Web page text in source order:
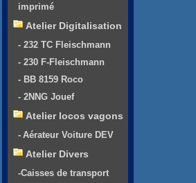
imprimé
Atelier Digitalisation
- 232 TC Fleischmann
- 230 F-Fleischmann
- BB 8159 Roco
- 2NNG Jouef
Atelier locos vagons
- Aérateur Voiture DEV
Atelier Divers
-Caisses de transport